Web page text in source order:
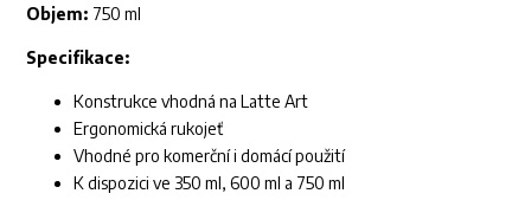
Objem: 750 ml
Specifikace:
Konstrukce vhodná na Latte Art
Ergonomická rukojeť
Vhodné pro komerční i domácí použití
K dispozici ve 350 ml, 600 ml a 750 ml